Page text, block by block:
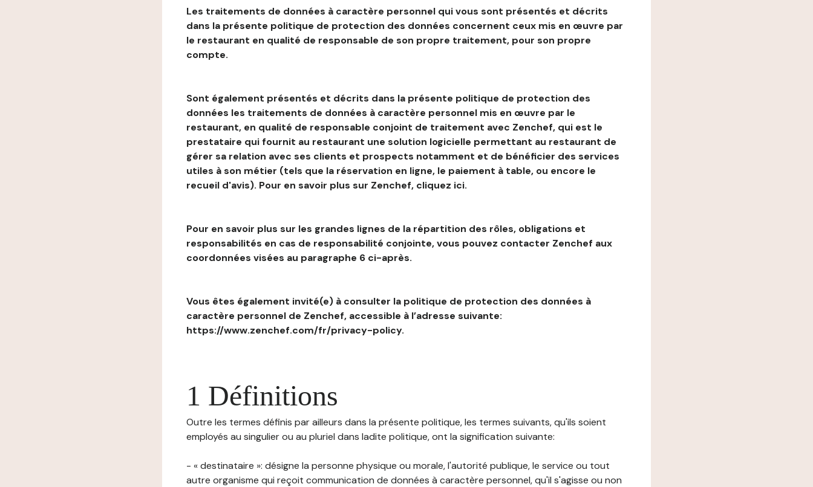
Les traitements de données à caractère personnel qui vous sont présentés et décrits
dans la présente politique de protection des données concernent ceux mis en œuvre par
le restaurant en qualité de responsable de son propre traitement, pour son propre
compte.
Sont également présentés et décrits dans la présente politique de protection des
données les traitements de données à caractère personnel mis en œuvre par le
restaurant, en qualité de responsable conjoint de traitement avec Zenchef, qui est le
prestataire qui fournit au restaurant une solution logicielle permettant au restaurant de
gérer sa relation avec ses clients et prospects notamment et de bénéficier des services
utiles à son métier (tels que la réservation en ligne, le paiement à table, ou encore le
recueil d'avis). Pour en savoir plus sur Zenchef, cliquez ici.
Pour en savoir plus sur les grandes lignes de la répartition des rôles, obligations et
responsabilités en cas de responsabilité conjointe, vous pouvez contacter Zenchef aux
coordonnées visées au paragraphe 6 ci-après.
Vous êtes également invité(e) à consulter la politique de protection des données à
caractère personnel de Zenchef, accessible à l’adresse suivante:
https://www.zenchef.com/fr/privacy-policy.
1 Définitions
Outre les termes définis par ailleurs dans la présente politique, les termes suivants, qu'ils soient
employés au singulier ou au pluriel dans ladite politique, ont la signification suivante:
- « destinataire »: désigne la personne physique ou morale, l'autorité publique, le service ou tout
autre organisme qui reçoit communication de données à caractère personnel, qu'il s'agisse ou non